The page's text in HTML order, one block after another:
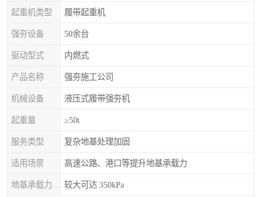
起重机类型 履带起重机
强夯设备 50余台
驱动型式 内燃式
产品名称 强夯施工公司
机械设备 液压式履带强夯机
起重量 ≥50t
服务类型 复杂地基处理加固
适用场景 高速公路、港口等提升地基承载力
较大可达 350kPa